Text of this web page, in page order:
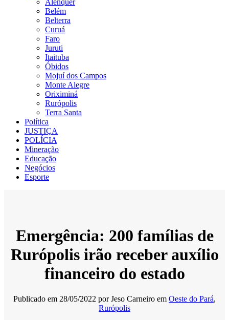
Alenquer
Belém
Belterra
Curuá
Faro
Juruti
Itaituba
Óbidos
Mojuí dos Campos
Monte Alegre
Oriximiná
Rurópolis
Terra Santa
Política
JUSTIÇA
POLÍCIA
Mineração
Educação
Negócios
Esporte
Emergência: 200 famílias de
Rurópolis irão receber auxílio
financeiro do estado
Publicado em 28/05/2022 porJeso Carneiro em Oeste do Pará,
Rurópolis